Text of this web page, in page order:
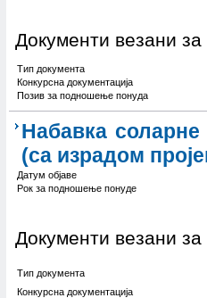
Документи везани за
Тип документа
Конкурсна документација
Позив за подношење понуда
Набавка
(са израдом
Датум објаве
Рок за подношење понуде
Документи везани за
Тип документа
Конкурсна документација